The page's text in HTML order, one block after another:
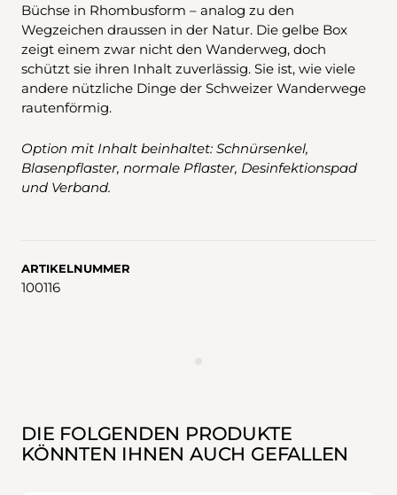
Büchse in Rhombusform – analog zu den
Wegzeichen draussen in der Natur. Die gelbe Box
zeigt einem zwar nicht den Wanderweg, doch
schützt sie ihren Inhalt zuverlässig. Sie ist, wie viele
andere nützliche Dinge der Schweizer Wanderwege
rautenförmig.
Option mit Inhalt beinhaltet: Schnürsenkel,
Blasenpflaster, normale Pflaster, Desinfektionspad
und Verband.
ARTIKELNUMMER
100116
DIE FOLGENDEN PRODUKTE
KÖNNTEN IHNEN AUCH GEFALLEN